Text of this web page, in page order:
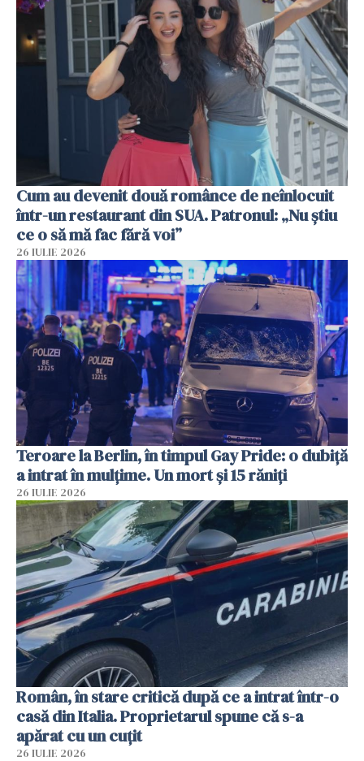
Cum au devenit două românce de neînlocuit
într-un restaurant din SUA. Patronul: „Nu știu
ce o să mă fac fără voi”
26 IULIE 2026
Teroare la Berlin, în timpul Gay Pride: o dubiță
a intrat în mulțime. Un mort și 15 răniți
26 IULIE 2026
Român, în stare critică după ce a intrat într-o
casă din Italia. Proprietarul spune că s-a
apărat cu un cuțit
26 IULIE 2026